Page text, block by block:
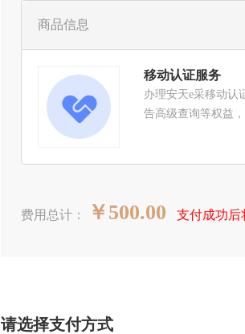
商品信息
移动认证服务
办理安天e采移动认
告高级查询等权益
费用总计： ￥500.00 支付成功后
请选择支付方式